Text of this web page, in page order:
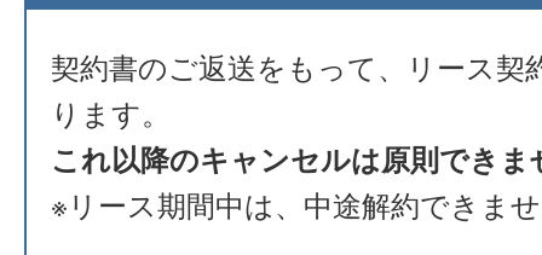
契約書のご返送をもって、リース契
ります。
これ以降のキャンセルは原則できま
※リース期間中は、中途解約できま